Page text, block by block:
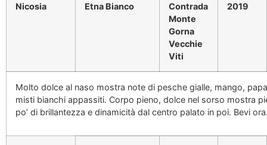
Nicosia Etna Bianco
Contrada
Monte
Gorna
Vecchie
Viti
2019
Molto dolce al naso mostra note di pesche gialle, mango,
misti bianchi appassiti. Corpo pieno, dolce nel sorso mostra
po’ di brillantezza e dinamicità dal centro palato in poi. Bevi